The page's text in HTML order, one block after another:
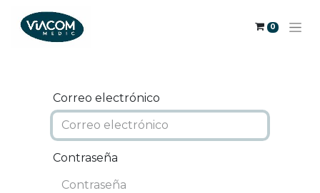
0
Correo electrónico
Contraseña